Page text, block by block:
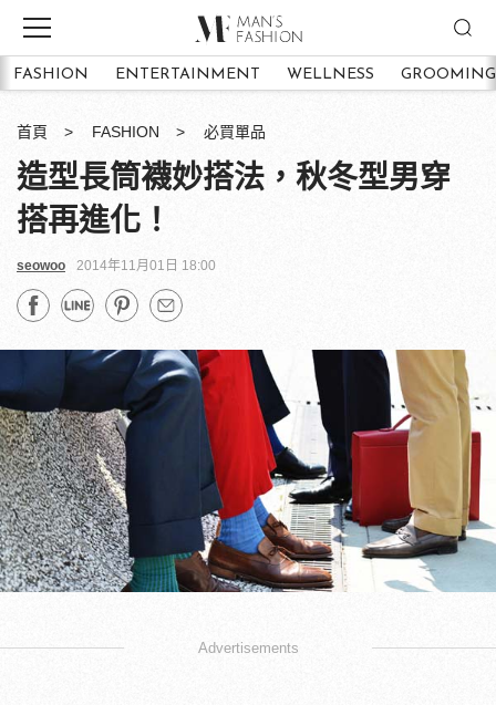
FASHION ENTERTAINMENT WELLNESS GROOMING
首頁 FASHION 必買單品
造型長筒襪妙搭法，秋冬型男穿
搭再進化！
seowoo 2014年11月01日 18:00
Advertisements